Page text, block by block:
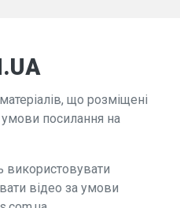
що розміщені
умови посилання на
використовувати
відео за умови